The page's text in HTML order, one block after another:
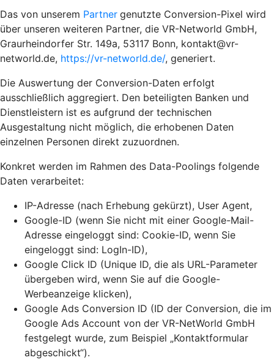
Das von unserem Partner genutzte Conversion-Pixel wird
über unseren weiteren Partner, die VR-Networld GmbH,
Graurheindorfer Str. 149a, 53117 Bonn, kontakt@vr-
networld.de, https://vr-networld.de/, generiert.
Die Auswertung der Conversion-Daten erfolgt
ausschließlich aggregiert. Den beteiligten Banken und
Dienstleistern ist es aufgrund der technischen
Ausgestaltung nicht möglich, die erhobenen Daten
einzelnen Personen direkt zuzuordnen.
Konkret werden im Rahmen des Data-Poolings folgende
Daten verarbeitet:
IP-Adresse (nach Erhebung gekürzt), User Agent,
Google-ID (wenn Sie nicht mit einer Google-Mail-
Adresse eingeloggt sind: Cookie-ID, wenn Sie
eingeloggt sind: LogIn-ID),
Google Click ID (Unique ID, die als URL-Parameter
übergeben wird, wenn Sie auf die Google-
Werbeanzeige klicken),
Google Ads Conversion ID (ID der Conversion, die im
Google Ads Account von der VR-NetWorld GmbH
festgelegt wurde, zum Beispiel „Kontaktformular
abgeschickt“).